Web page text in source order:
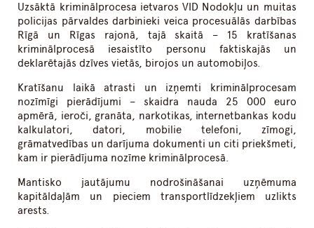
Uzsāktā kriminālprocesa ietvaros VID Nodokļu un muitas
policijas pārvaldes darbinieki veica procesuālās darbības
Rīgā un Rīgas rajonā, tajā skaitā – 15 kratīšanas
kriminālprocesā iesaistīto personu faktiskajās un
deklarētajās dzīves vietās, birojos un automobiļos.
Kratīšanu laikā atrasti un izņemti kriminālprocesam
nozīmīgi pierādījumi – skaidra nauda 25 000 euro
apmērā, ieroči, granāta, narkotikas, internetbankas kodu
kalkulatori, datori, mobilie telefoni, zīmogi,
grāmatvedības un darījuma dokumenti un citi priekšmeti,
kam ir pierādījuma nozīme kriminālprocesā.
Mantisko jautājumu nodrošināšanai uzņēmuma
kapitāldaļām un pieciem transportlīdzekļiem uzlikts
arests.